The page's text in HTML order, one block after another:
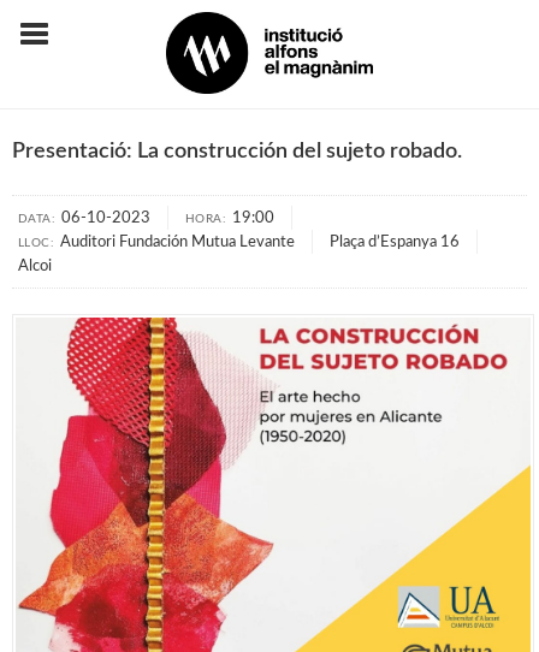
Presentació: La construcción del sujeto robado.
DATA: 06-10-2023 HORA: 19:00
LLOC: Auditori Fundación Mutua Levante
Plaça d’Espanya 16
Alcoi